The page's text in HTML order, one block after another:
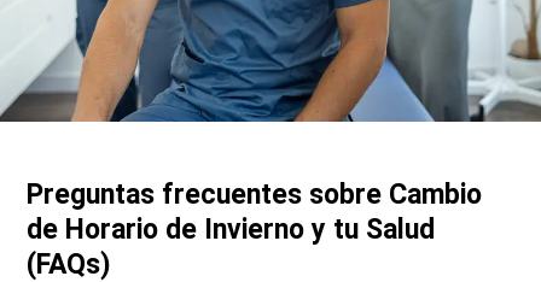
Preguntas frecuentes sobre Cambio
de Horario de Invierno y tu Salud
(FAQs)